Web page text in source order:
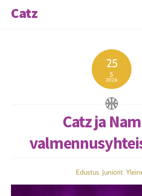
Catz
25
5
2026
Catz ja
Edustus, Juniorit,